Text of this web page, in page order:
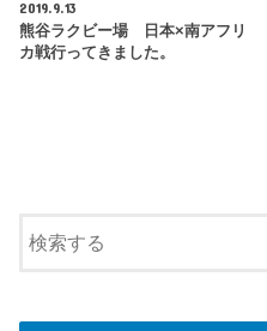
2019.9.13
熊谷ラクビー場 日本×南アフリ
カ戦行ってきました。